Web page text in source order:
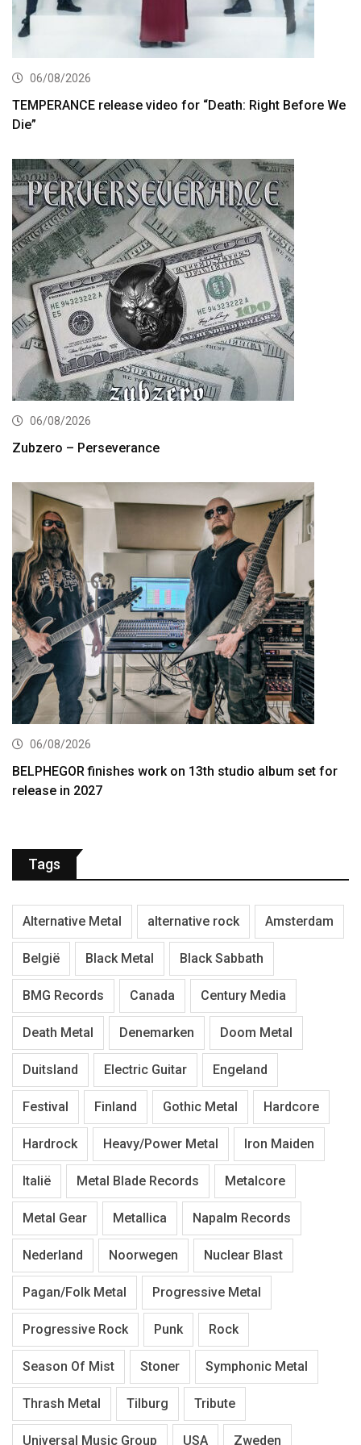
06/08/2026
TEMPERANCE release video for “Death: Right Before We
Die”
06/08/2026
Zubzero – Perseverance
06/08/2026
BELPHEGOR finishes work on 13th studio album set for
release in 2027
Tags
Alternative Metal alternative rock Amsterdam
België Black Metal Black Sabbath
BMG Records Canada Century Media
Death Metal Denemarken Doom Metal
Duitsland Electric Guitar Engeland
Festival Finland Gothic Metal Hardcore
Hardrock Heavy/Power Metal Iron Maiden
Italië Metal Blade Records Metalcore
Metal Gear Metallica Napalm Records
Nederland Noorwegen Nuclear Blast
Pagan/Folk Metal Progressive Metal
Progressive Rock Punk Rock
Season Of Mist Stoner Symphonic Metal
Thrash Metal Tilburg Tribute
Universal Music Group USA Zweden